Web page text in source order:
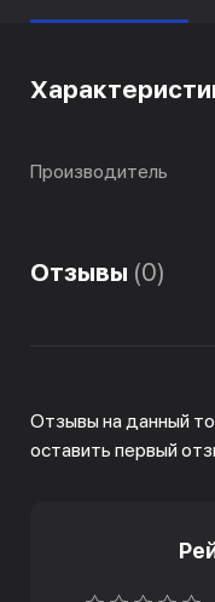
Производитель
Отзывы (0)
Отзывы на данный
оставить первый